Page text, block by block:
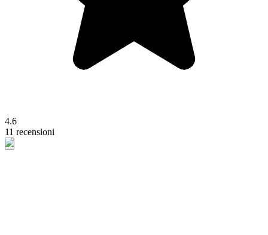
4.6
11 recensioni